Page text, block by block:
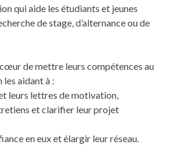
qui aide les étudiants et jeunes
de stage, d’alternance ou de
de mettre leurs compétences au
les aidant à :
leurs lettres de motivation,
et clarifier leur projet
en eux et élargir leur réseau.